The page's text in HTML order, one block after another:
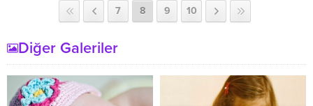
7 8 9 10
Diğer Galeriler